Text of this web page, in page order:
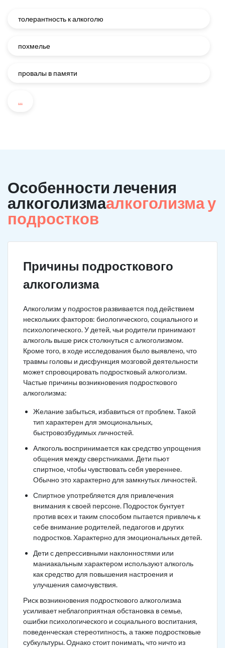
толерантность к алкоголю
похмелье
провалы в памяти
...
Особенности лечения
алкоголизмаалкоголизма у
подростков
Причины подросткового
алкоголизма
Алкоголизм у подростов развивается под действием
нескольких факторов: биологического, социального и
психологического. У детей, чьи родители принимают
алкоголь выше риск столкнуться с алкоголизмом.
Кроме того, в ходе исследования было выявлено, что
травмы головы и дисфункция мозговой деятельности
может спровоцировать подростковый алкоголизм.
Частые причины возникновения подросткового
алкоголизма:
Желание забыться, избавиться от проблем. Такой
тип характерен для эмоциональных,
быстровозбудимых личностей.
Алкоголь воспринимается как средство упрощения
общения между сверстниками. Дети пьют
спиртное, чтобы чувствовать себя увереннее.
Обычно это характерно для замкнутых личностей.
Спиртное употребляется для привлечения
внимания к своей персоне. Подросток бунтует
против всех и таким способом пытается привлечь к
себе внимание родителей, педагогов и других
подростков. Характерно для эмоциональных детей.
Дети с депрессивными наклонностями или
маниакальным характером используют алкоголь
как средство для повышения настроения и
улучшения самочувствия.
Риск возникновения подросткового алкоголизма
усиливает неблагоприятная обстановка в семье,
ошибки психологического и социального воспитания,
поведенческая стереотипность, а также подростковые
субкультуры. Однако стоит понимать, что ничто из